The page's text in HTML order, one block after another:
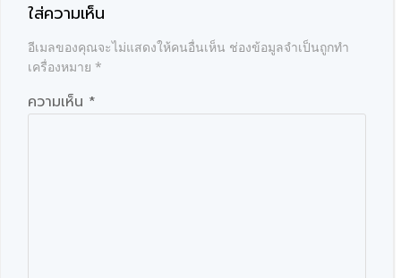
ใส่ความเห็น
อีเมลของคุณจะไม่แสดงให้คนอื่นเห็น ช่องข้อมูลจำเป็นถูกทำ
เครื่องหมาย *
ความเห็น *